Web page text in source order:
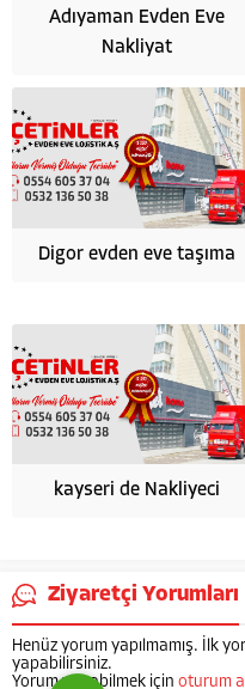
Adıyaman Evden Eve
Nakliyat
Digor evden eve taşıma
kayseri de Nakliyeci
Ziyaretçi Yorumları
Henüz yorum yapılmamış. İlk
yapabilirsiniz.
Yorum yapabilmek için oturum
HÜSEYİN ÇETİN
Cevap